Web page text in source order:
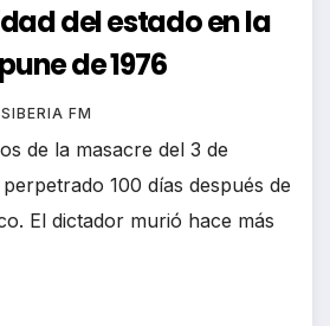
del estado en la
de 1976
SIBERIA FM
de la masacre del 3 de
100 días después de
El dictador murió hace más